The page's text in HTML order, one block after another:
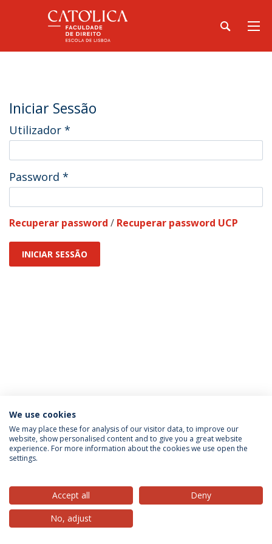
Iniciar Sessão
Utilizador *
Password *
Recuperar password / Recuperar password UCP
INICIAR SESSÃO
Política de Privacidade
Termos & Condições
Direitos do Titular dos Dados
© 2026 Universidade Católica Portuguesa
We use cookies
We may place these for analysis of our visitor data, to improve our
website, show personalised content and to give you a great website
experience. For more information about the cookies we use open the
settings.
Accept all
Deny
No, adjust